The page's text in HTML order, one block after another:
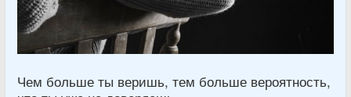
Чем больше ты веришь, тем больше вероятность,